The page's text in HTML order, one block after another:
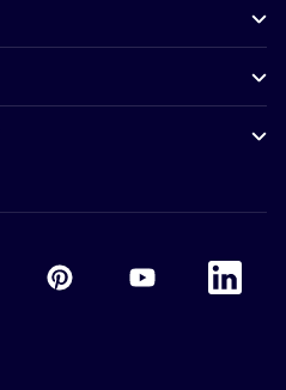
Accor Youtube
Accor